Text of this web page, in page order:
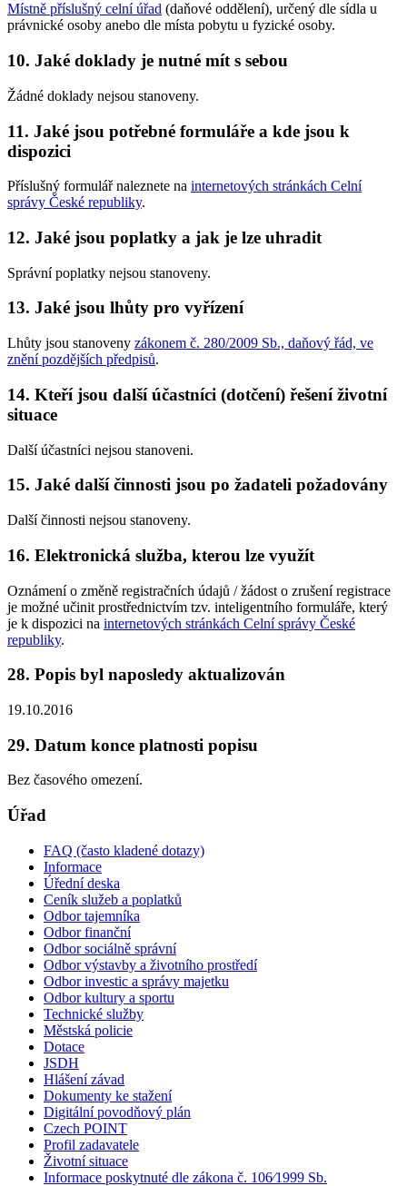
Místně příslušný celní úřad (daňové oddělení), určený dle sídla u
právnické osoby anebo dle místa pobytu u fyzické osoby.
10. Jaké doklady je nutné mít s sebou
Žádné doklady nejsou stanoveny.
11. Jaké jsou potřebné formuláře a kde jsou k
dispozici
Příslušný formulář naleznete na internetových stránkách Celní
správy České republiky.
12. Jaké jsou poplatky a jak je lze uhradit
Správní poplatky nejsou stanoveny.
13. Jaké jsou lhůty pro vyřízení
Lhůty jsou stanoveny zákonem č. 280/2009 Sb., daňový řád, ve
znění pozdějších předpisů.
14. Kteří jsou další účastníci (dotčení) řešení životní
situace
Další účastníci nejsou stanoveni.
15. Jaké další činnosti jsou po žadateli požadovány
Další činnosti nejsou stanoveny.
16. Elektronická služba, kterou lze využít
Oznámení o změně registračních údajů / žádost o zrušení registrace
je možné učinit prostřednictvím tzv. inteligentního formuláře, který
je k dispozici na internetových stránkách Celní správy České
republiky.
28. Popis byl naposledy aktualizován
19.10.2016
29. Datum konce platnosti popisu
Bez časového omezení.
Úřad
FAQ (často kladené dotazy)
Informace
Úřední deska
Ceník služeb a poplatků
Odbor tajemníka
Odbor finanční
Odbor sociálně správní
Odbor výstavby a životního prostředí
Odbor investic a správy majetku
Odbor kultury a sportu
Technické služby
Městská policie
Dotace
JSDH
Hlášení závad
Dokumenty ke stažení
Digitální povodňový plán
Czech POINT
Profil zadavatele
Životní situace
Informace poskytnuté dle zákona č. 106⁄1999 Sb.